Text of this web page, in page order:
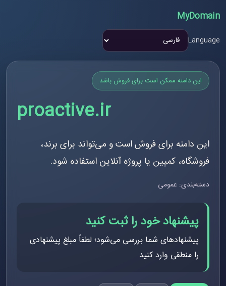
MyDomain
Language
این دامنه ممکن است برای فروش باشد
proactive.ir
این دامنه برای فروش است و می‌تواند برای برند،
فروشگاه، کمپین یا پروژه آنلاین استفاده شود.
دسته‌بندی: عمومی
پیشنهاد خود را ثبت کنید
پیشنهادهای شما بررسی می‌شود؛ لطفاً مبلغ پیشنهادی
را منطقی وارد کنید